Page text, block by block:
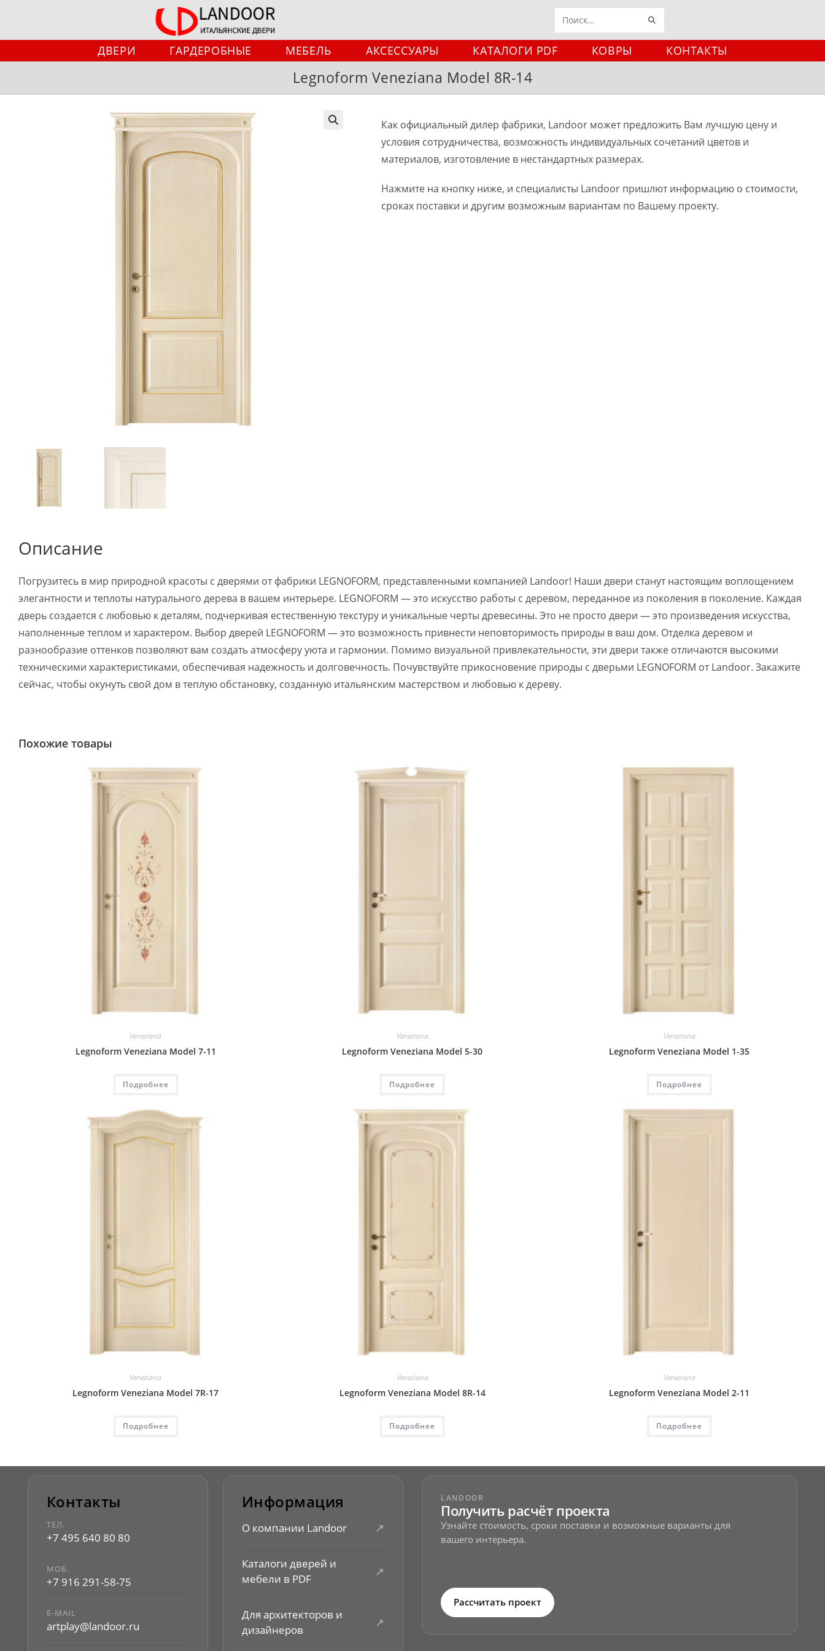
содержимому
Поиск
ДВЕРИ ГАРДЕРОБНЫЕ МЕБЕЛЬ АКСЕССУАРЫ КАТАЛОГИ PDF КОВРЫ КОНТАКТЫ
Legnoform Veneziana Model 8R-14
Как официальный дилер фабрики, Landoor может предложить Вам лучшую цену и
условия сотрудничества, возможность индивидуальных сочетаний цветов и
материалов, изготовление в нестандартных размерах.
Нажмите на кнопку ниже, и специалисты Landoor пришлют информацию о стоимости,
сроках поставки и другим возможным вариантам по Вашему проекту.
Описание
Погрузитесь в мир природной красоты с дверями от фабрики LEGNOFORM, представленными компанией Landoor! Наши двери станут настоящим воплощением
элегантности и теплоты натурального дерева в вашем интерьере. LEGNOFORM — это искусство работы с деревом, переданное из поколения в поколение. Каждая
дверь создается с любовью к деталям, подчеркивая естественную текстуру и уникальные черты древесины. Это не просто двери — это произведения искусства,
наполненные теплом и характером. Выбор дверей LEGNOFORM — это возможность привнести неповторимость природы в ваш дом. Отделка деревом и
разнообразие оттенков позволяют вам создать атмосферу уюта и гармонии. Помимо визуальной привлекательности, эти двери также отличаются высокими
техническими характеристиками, обеспечивая надежность и долговечность. Почувствуйте прикосновение природы с дверьми LEGNOFORM от Landoor. Закажите
сейчас, чтобы окунуть свой дом в теплую обстановку, созданную итальянским мастерством и любовью к дереву.
Похожие товары
Veneziana
Legnoform Veneziana Model 7-11
Подробнее
Veneziana
Legnoform Veneziana Model 5-30
Подробнее
Veneziana
Legnoform Veneziana Model 1-35
Подробнее
Veneziana
Legnoform Veneziana Model 7R-17
Подробнее
Veneziana
Legnoform Veneziana Model 8R-14
Подробнее
Veneziana
Legnoform Veneziana Model 2-11
Подробнее
Контакты
ТЕЛ.
+7 495 640 80 80
МОБ.
+7 916 291-58-75
E-MAIL
artplay@landoor.ru
Информация
О компании Landoor ↗
Каталоги дверей и
мебели в PDF
↗
Для архитекторов и
дизайнеров
↗
LANDOOR
Получить расчёт проекта
Узнайте стоимость, сроки поставки и возможные варианты для
вашего интерьера.
Рассчитать проект